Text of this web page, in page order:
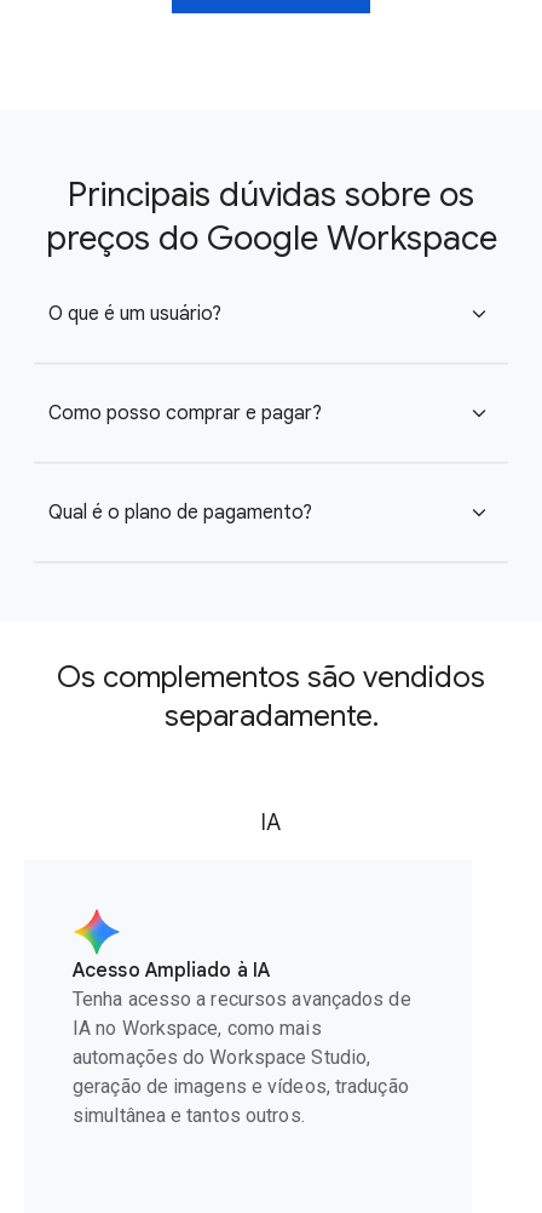
Principais dúvidas sobre os
preços do Google Workspace
O que é um usuário? expand_more
Como posso comprar e pagar? expand_more
Qual é o plano de pagamento? expand_more
Os complementos são vendidos
separadamente.
IA
Acesso Ampliado à IA
Tenha acesso a recursos avançados de
IA no Workspace, como mais
automações do Workspace Studio,
geração de imagens e vídeos, tradução
simultânea e tantos outros.